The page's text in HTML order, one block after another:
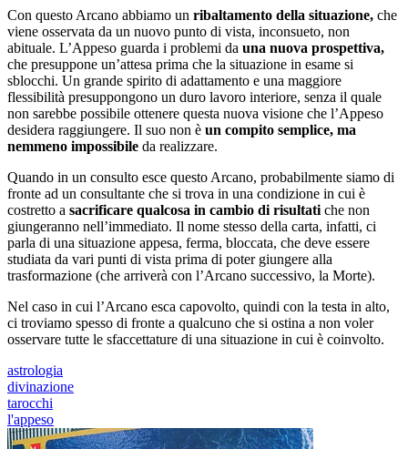
Con questo Arcano abbiamo un ribaltamento della situazione, che
viene osservata da un nuovo punto di vista, inconsueto, non
abituale. L’Appeso guarda i problemi da una nuova prospettiva,
che presuppone un’attesa prima che la situazione in esame si
sblocchi. Un grande spirito di adattamento e una maggiore
flessibilità presuppongono un duro lavoro interiore, senza il quale
non sarebbe possibile ottenere questa nuova visione che l’Appeso
desidera raggiungere. Il suo non è un compito semplice, ma
nemmeno impossibile da realizzare.
Quando in un consulto esce questo Arcano, probabilmente siamo di
fronte ad un consultante che si trova in una condizione in cui è
costretto a sacrificare qualcosa in cambio di risultati che non
giungeranno nell’immediato. Il nome stesso della carta, infatti, ci
parla di una situazione appesa, ferma, bloccata, che deve essere
studiata da vari punti di vista prima di poter giungere alla
trasformazione (che arriverà con l’Arcano successivo, la Morte).
Nel caso in cui l’Arcano esca capovolto, quindi con la testa in alto,
ci troviamo spesso di fronte a qualcuno che si ostina a non voler
osservare tutte le sfaccettature di una situazione in cui è coinvolto.
astrologia
divinazione
tarocchi
l'appeso